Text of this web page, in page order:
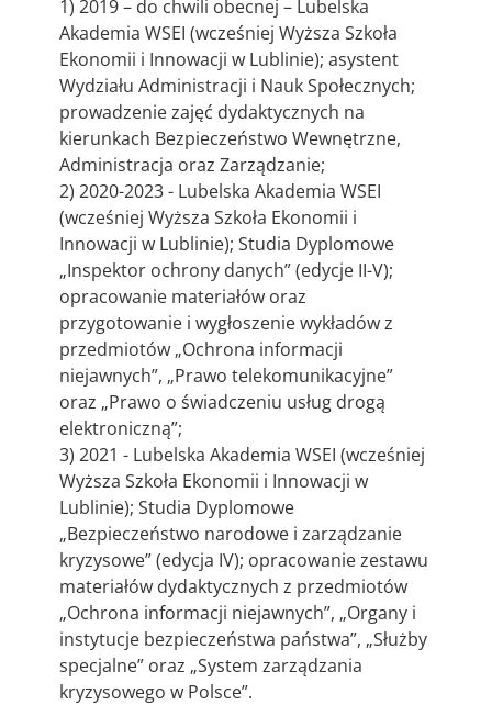
1) 2019 – do chwili obecnej – Lubelska
Akademia WSEI (wcześniej Wyższa Szkoła
Ekonomii i Innowacji w Lublinie); asystent
Wydziału Administracji i Nauk Społecznych;
prowadzenie zajęć dydaktycznych na
kierunkach Bezpieczeństwo Wewnętrzne,
Administracja oraz Zarządzanie;
2) 2020-2023 - Lubelska Akademia WSEI
(wcześniej Wyższa Szkoła Ekonomii i
Innowacji w Lublinie); Studia Dyplomowe
„Inspektor ochrony danych” (edycje II-V);
opracowanie materiałów oraz
przygotowanie i wygłoszenie wykładów z
przedmiotów „Ochrona informacji
niejawnych”, „Prawo telekomunikacyjne”
oraz „Prawo o świadczeniu usług drogą
elektroniczną”;
3) 2021 - Lubelska Akademia WSEI (wcześniej
Wyższa Szkoła Ekonomii i Innowacji w
Lublinie); Studia Dyplomowe
„Bezpieczeństwo narodowe i zarządzanie
kryzysowe” (edycja IV); opracowanie zestawu
materiałów dydaktycznych z przedmiotów
„Ochrona informacji niejawnych”, „Organy i
instytucje bezpieczeństwa państwa”, „Służby
specjalne” oraz „System zarządzania
kryzysowego w Polsce”.